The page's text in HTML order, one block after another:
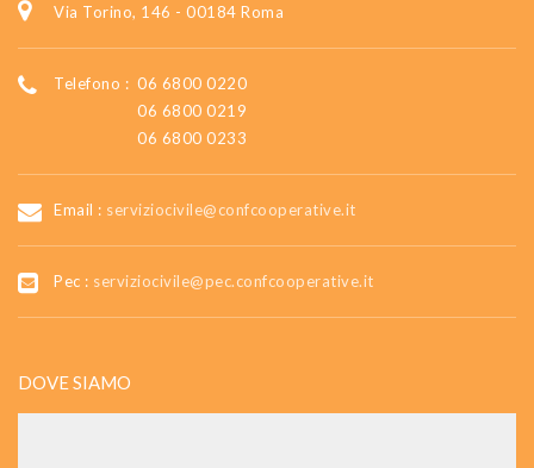
Via Torino, 146 - 00184 Roma
Telefono : 06 6800 0220
06 6800 0219
06 6800 0233
Email : serviziocivile@confcooperative.it
Pec : serviziocivile@pec.confcooperative.it
DOVE SIAMO